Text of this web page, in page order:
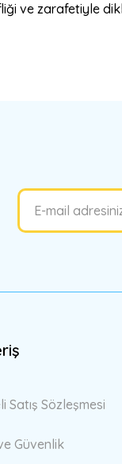
ve zarafetiyle
Satış Sözleşmesi
Güvenlik